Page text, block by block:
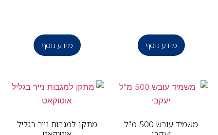
מידע נוסף מידע נוסף
משמיד עובש 500 מ"ל
מתקן למגבות נייר בגליל